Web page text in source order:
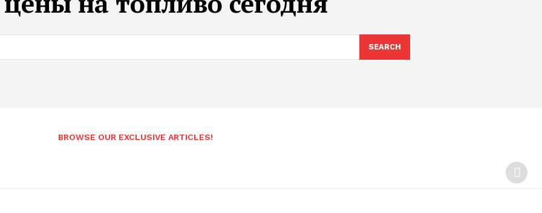
SEARCH
BROWSE OUR EXCLUSIVE ARTICLES!